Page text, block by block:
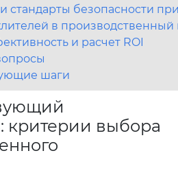
стандарты безопасности
в производственный
и расчет ROI
шаги
критерии выбора